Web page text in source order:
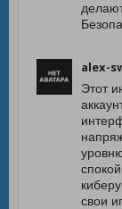
alex-
Этот
свои